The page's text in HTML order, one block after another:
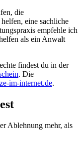
die
eine sachliche
empfehle ich
als ein Anwalt
findest du in der
. Die
im-internet.de.
Ablehnung mehr, als